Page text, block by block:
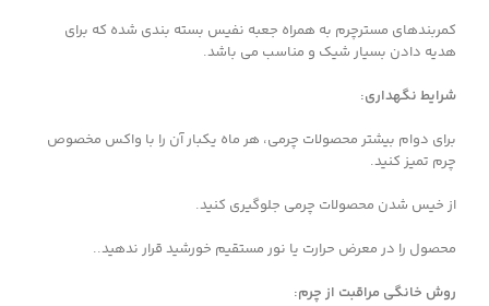
کمربندهای مسترچرم به همراه جعبه نفیس بسته بندی شده که برای
هدیه دادن بسیار شیک و مناسب می باشد.
شرایط نگهداری:
برای دوام بیشتر محصولات چرمی، هر ماه یکبار آن را با واکس مخصوص
چرم تمیز کنید.
از خیس شدن محصولات چرمی جلوگیری کنید.
محصول را در معرض حرارت یا نور مستقیم خورشید قرار ندهید..
روش خانگی مراقبت از چرم: